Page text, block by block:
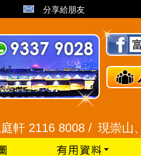
分享給朋友
8008 / 現崇山、譽港